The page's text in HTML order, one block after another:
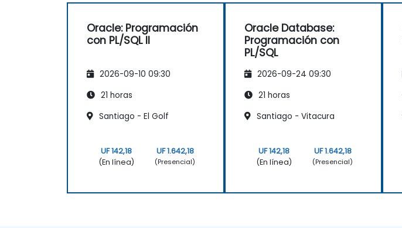
Oracle: Programación
con PL/SQL II
2026-09-10 09:30
21 horas
Santiago - El Golf
UF 142,18
(En línea)
UF 1.642,18
(Presencial)
Oracle Database:
Programación con
PL/SQL
2026-09-24 09:30
21 horas
Santiago - Vitacura
UF 142,18
(En línea)
UF 1.642,18
(Presencial)